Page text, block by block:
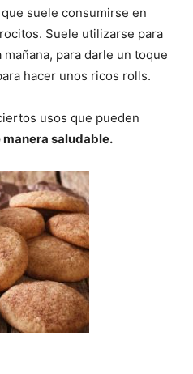
suele consumirse en
Suele utilizarse para
para darle un toque
hacer unos ricos rolls.
usos que pueden
saludable.